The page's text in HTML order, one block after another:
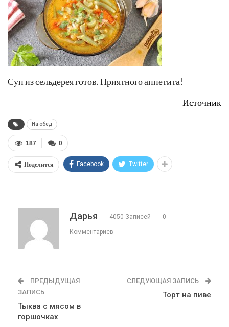
Суп из сельдерея готов. Приятного аппетита!
Источник
На обед
0
187
Поделится Facebook Twitter
Дарья 4050 Записей 0
Комментариев
ПРЕДЫДУЩАЯ
ЗАПИСЬ
Тыква с мясом в
горшочках
СЛЕДУЮЩАЯ ЗАПИСЬ
Торт на пиве